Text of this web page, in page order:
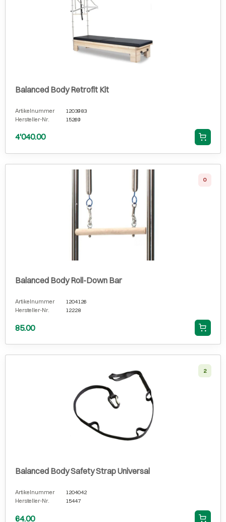
Balanced Body Retrofit Kit
Artikelnummer
1203983
Hersteller-Nr.
15269
4'040.00
0
Balanced Body Roll-Down Bar
Artikelnummer
1204126
Hersteller-Nr.
12228
85.00
2
Balanced Body Safety Strap Universal
Artikelnummer
1204042
Hersteller-Nr.
15447
64.00